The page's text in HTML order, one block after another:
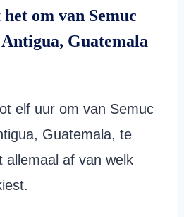
om van Semuc
Guatemala
elf uur om van Semuc
Guatemala, te
allemaal af van welk